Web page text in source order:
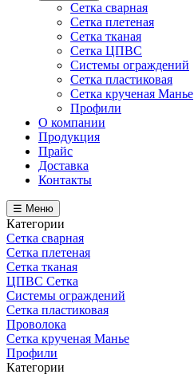
Сетка сварная
Сетка плетеная
Сетка тканая
Сетка ЦПВС
Системы ограждений
Сетка пластиковая
Сетка крученая Манье
Профили
О компании
Продукция
Прайс
Доставка
Контакты
☰ Меню
Категории
Сетка сварная
Сетка плетеная
Сетка тканая
ЦПВС Сетка
Системы ограждений
Сетка пластиковая
Проволока
Сетка крученая Манье
Профили
Категории